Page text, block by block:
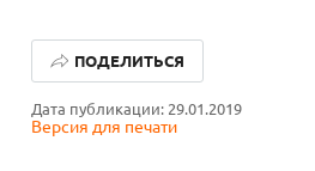
Дата публикации: 29.01.2019
Версия для печати
ПОДЕЛИТЬСЯ
ЛУЧШИЕ ВИДЕОРЕГИСТРАТОРЫ В
КАК БЕЗОПАСНО КУПИТЬ Б/У